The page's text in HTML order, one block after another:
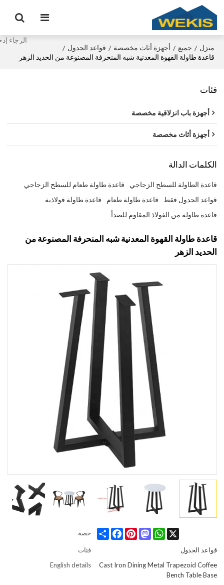
منزل / جميع / أجهزة أثاث مخصصة / قواعد الجدول /
قاعدة طاولة القهوة المعدنية شبه المنحرفة المصنوعة من الحديد الزهر
فئات
أجهزة باب انزلاقية مخصصة
أجهزة أثاث مخصصة
الكلمات الدالة
قاعدة الطاولة للسطح الزجاجي
قاعدة طاولة طعام للسطح الزجاجي
قواعد الجدول فقط
قاعدة طاولة طعام
قاعدة طاولة فولاذية
قاعدة طاولة من الفولاذ المقاوم للصدأ
قاعدة طاولة القهوة المعدنية شبه المنحرفة المصنوعة من
الحديد الزهر
حصة Share
FacebookPinterest
Mastodon
WhatsApp X
فئات
قواعد الجدول
English details
Cast Iron Dining Metal Trapezoid Coffee
Bench Table Base